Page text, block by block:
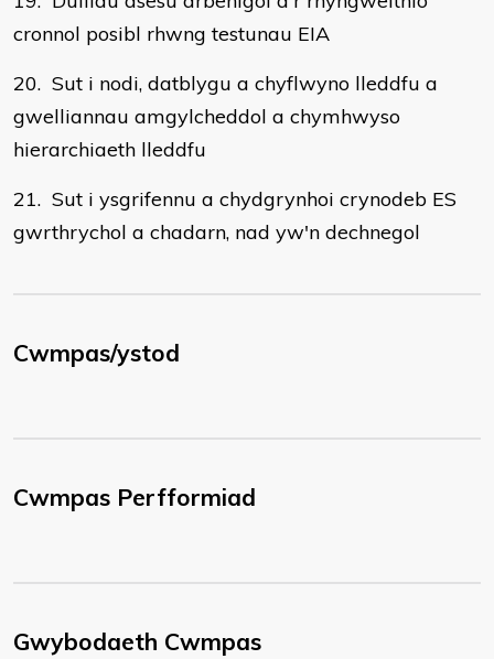
cronnol posibl rhwng testunau EIA
20. Sut i nodi, datblygu a chyflwyno lleddfu a
gwelliannau amgylcheddol a chymhwyso
hierarchiaeth lleddfu
21. Sut i ysgrifennu a chydgrynhoi crynodeb ES
gwrthrychol a chadarn, nad yw'n dechnegol
Cwmpas/ystod
Cwmpas Perfformiad
Gwybodaeth Cwmpas